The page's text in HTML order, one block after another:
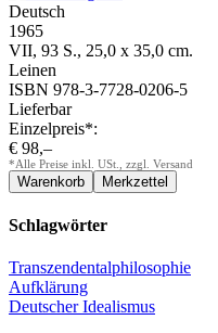
Deutsch
1965
VII, 93 S., 25,0 x 35,0 cm.
Leinen
ISBN 978-3-7728-0206-5
Lieferbar
Einzelpreis*:
€ 98,–
*Alle Preise inkl. USt., zzgl. Versand
Schlagwörter
Transzendentalphilosophie
Aufklärung
Deutscher Idealismus